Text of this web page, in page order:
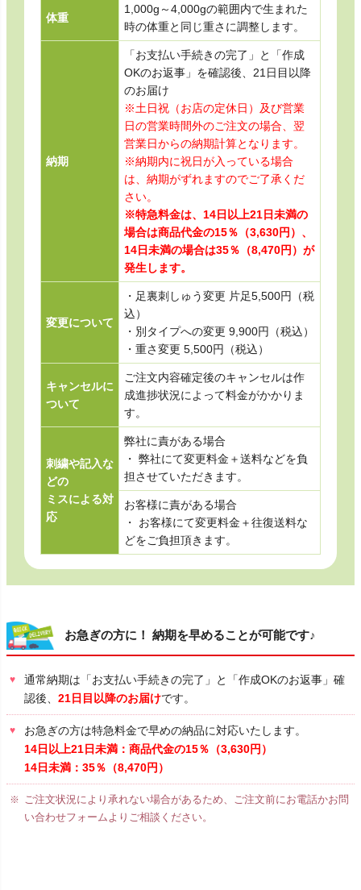
体重
1,000g～4,000gの範囲内で生まれた
時の体重と同じ重さに調整します。
納期
「お支払い手続きの完了」と「作成
OKのお返事」を確認後、21日目以降
のお届け
※土日祝（お店の定休日）及び営業
日の営業時間外のご注文の場合、翌
営業日からの納期計算となります。
※納期内に祝日が入っている場合
は、納期がずれますのでご了承くだ
さい。
※特急料金は、14日以上21日未満の
場合は商品代金の15％（3,630円）、
14日未満の場合は35％（8,470円）が
発生します。
変更について
・足裏刺しゅう変更 片足5,500円（税
込）
・別タイプへの変更 9,900円（税込）
・重さ変更 5,500円（税込）
キャンセルに
ついて
ご注文内容確定後のキャンセルは作
成進捗状況によって料金がかかりま
す。
刺繍や記入な
どの
ミスによる対
応
弊社に責がある場合
・ 弊社にて変更料金＋送料などを負
担させていただきます。
お客様に責がある場合
・ お客様にて変更料金＋往復送料な
どをご負担頂きます。
お急ぎの方に！ 納期を早めることが可能です♪
通常納期は「お支払い手続きの完了」と「作成OKのお返事」確
認後、 21日目以降のお届けです。
お急ぎの方は特急料金で早めの納品に対応いたします。
14日以上21日未満：商品代金の15％（3,630円）
14日未満：35％（8,470円）
ご注文状況により承れない場合があるため、ご注文前にお電話かお問
い合わせフォームよりご相談ください。